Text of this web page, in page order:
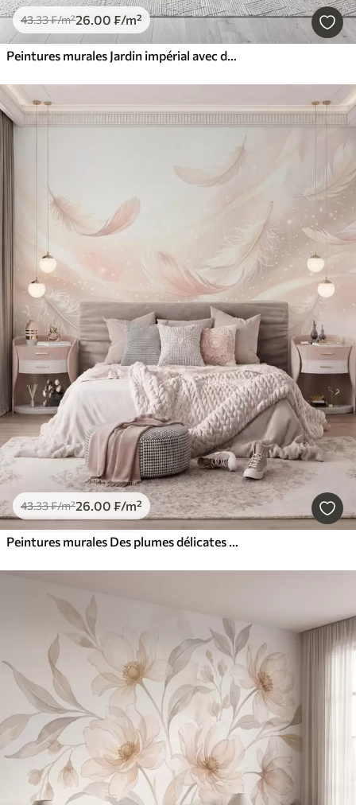
43.33₣/m²26.00 ₣/m²
Peintures murales Jardin impérial avec des animaux de style oriental : singe, léopard, tigre, paon et héron
43.33₣/m²26.00 ₣/m²
Peintures murales Des plumes délicates et aériennes, nimbées d'une brume rose-pêche aux reflets chatoyants